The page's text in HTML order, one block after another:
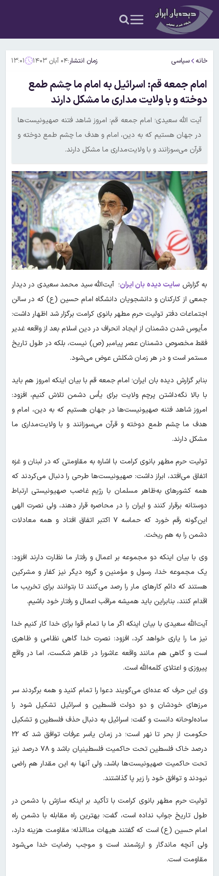
خانه سیاسی زمان انتشار:۰۴ آبان ۱۴۰۳ ۱۳:۰۱
امام جمعه قم: اسرائیل به امام ما چشم طمع
دوخته و با ولایت مداری ما مشکل دارند
آیت الله سعیدی؛ امام جمعه قم: امروز شاهد فتنه صهیونیست‌ها
در جهان هستیم که به دین، امام و هدف ما چشم طمع دوخته و
قرآن می‌سوزانند و با ولایت‌مداری ما مشکل دارند.
به گزارش سایت دیده بان ایران؛ آیت‌الله سید محمد سعیدی در دیدار
جمعی از کارکنان و دانشجویان دانشگاه امام حسین (ع) که در سالن
اجتماعات دفتر تولیت حرم مطهر بانوی کرامت برگزار شد اظهار داشت:
مأیوس شدن دشمنان از ایجاد انحراف در دین اسلام بعد از واقعه غدیر
فقط مخصوص دشمنان عصر پیامبر (ص) نیست، بلکه در طول تاریخ
مستمر است و در هر زمان شکلش عوض می‌شود.
بنابر گزارش دیده بان ایران؛ امام جمعه قم با بیان اینکه امروز هم باید
با بالا نگه‌داشتن پرچم ولایت برای یأس دشمن تلاش کنیم، افزود:
امروز شاهد فتنه صهیونیست‌ها در جهان هستیم که به دین، امام و
هدف ما چشم طمع دوخته و قرآن می‌سوزانند و با ولایت‌مداری ما
مشکل دارند.
تولیت حرم مطهر بانوی کرامت با اشاره به مقاومتی که در لبنان و غزه
اتفاق می‌افتد، ابراز داشت: صهیونیست‌ها طرحی را دنبال می‌کردند که
همه کشور‌های به‌ظاهر مسلمان با رژیم غاصب صهیونیستی ارتباط
دوستانه برقرار کنند و ایران را در محاصره قرار دهند، ولی نصرت الهی
این‌گونه رقم خورد که حماسه ۷ اکتبر اتفاق افتاد و همه معادلات
دشمن را به هم ریخت.
وی با بیان اینکه دو مجموعه بر اعمال و رفتار ما نظارت دارند افزود:
یک مجموعه خدا، رسول و مؤمنین و گروه دیگر نیز کفار و مشرکین
هستند که دائم کار‌های مار را رصد می‌کنند تا بتوانند برای تخریب ما
اقدام کنند، بنابراین باید همیشه مراقب اعمال و رفتار خود باشیم.
آیت‌الله سعیدی با بیان اینکه اگر ما با تمام قوا برای خدا کار کنیم خدا
نیز ما را یاری خواهد کرد، افزود: نصرت خدا گاهی نظامی و ظاهری
است و گاهی هم مانند واقعه عاشورا در ظاهر شکست، اما در واقع
پیروزی و اعتلای کلمه‌الله است.
وی این حرف که عده‌ای می‌گویند دعوا را تمام کنید و همه برگردند سر
مرز‌های خودشان و دو دولت فلسطین و اسرائیل تشکیل شود را
ساده‌لوحانه دانست و گفت: اسرائیل به دنبال حذف فلسطین و تشکیل
حکومت از بحر تا نهر است؛ در زمان یاسر عرفات توافق شد که ۲۲
درصد خاک فلسطین تحت حاکمیت فلسطینیان باشد و ۷۸ درصد نیز
تحت حاکمیت صهیونیست‌ها باشد، ولی آنها به این مقدار هم راضی
نبودند و توافق خود را زیر پا گذاشتند.
تولیت حرم مطهر بانوی کرامت با تأکید بر اینکه سازش با دشمن در
طول تاریخ جواب نداده است، گفت: بهترین راه مقابله با دشمن راه
امام حسین (ع) است که گفتند هیهات مناالذله؛ مقاومت هزینه دارد،
ولی آنچه ماندگار و ارزشمند است و موجب رضایت خدا می‌شود
مقاومت است.